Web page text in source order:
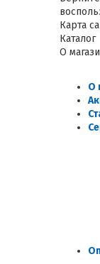
Карта
Каталог
О
О